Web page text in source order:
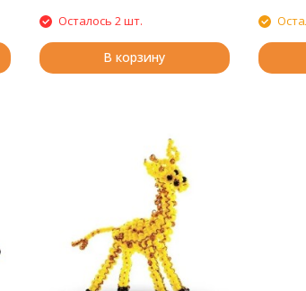
Осталось 2 шт.
В корзину